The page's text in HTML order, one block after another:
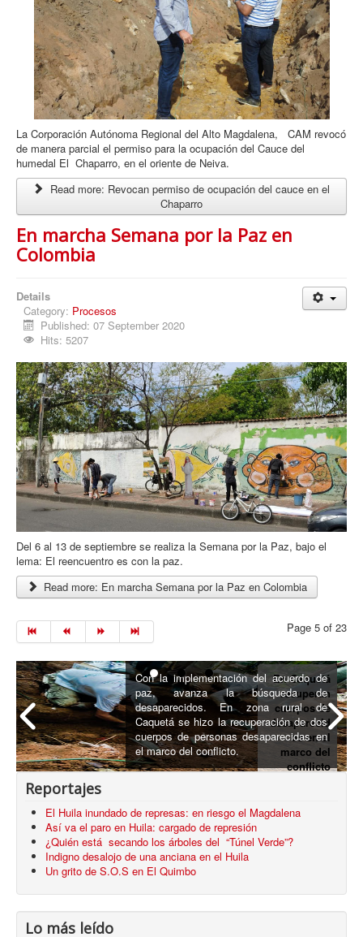
La Corporación Autónoma Regional del Alto Magdalena, CAM revocó
de manera parcial el permiso para la ocupación del Cauce del
humedal El Chaparro, en el oriente de Neiva.
Read more: Revocan permiso de ocupación del cauce en el
Chaparro
En marcha Semana por la Paz en
Colombia
Details
Category: Procesos
Published: 07 September 2020
Hits: 5207
Del 6 al 13 de septiembre se realiza la Semana por la Paz, bajo el
lema: El reencuentro es con la paz.
Read more: En marcha Semana por la Paz en Colombia
Page 5 of 23
Queman
casas
sagradas del
pueblo
Kankuamo
El domingo 12 en hora de la madruga,
fueron incineradas las viviendas
ancestrales del pueblo Kankuama de La
Mina en el departamento de Cesar.
Reportajes
El Huila inundado de represas: en riesgo el Magdalena
Así va el paro en Huila: cargado de represión
¿Quién está secando los árboles del “Túnel Verde”?
Indigno desalojo de una anciana en el Huila
Un grito de S.O.S en El Quimbo
Lo más leído